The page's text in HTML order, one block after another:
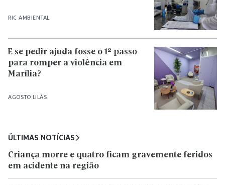
RIC AMBIENTAL
AGOSTO LILÁS
E se pedir ajuda fosse o 1º passo
para romper a violência em
Marília?
ÚLTIMAS NOTÍCIAS
Criança morre e quatro ficam gravemente feridos
em acidente na região